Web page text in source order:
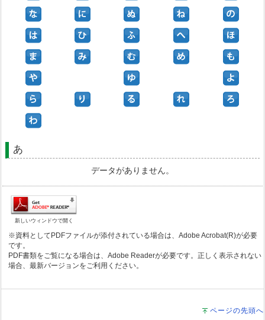
あ
データがありません。
新しいウィンドウで開く
※資料としてPDFファイルが添付されている場合は、Adobe Acrobat(R)が必要
です。
PDF書類をご覧になる場合は、Adobe Readerが必要です。正しく表示されない
場合、最新バージョンをご利用ください。
ページの先頭へ